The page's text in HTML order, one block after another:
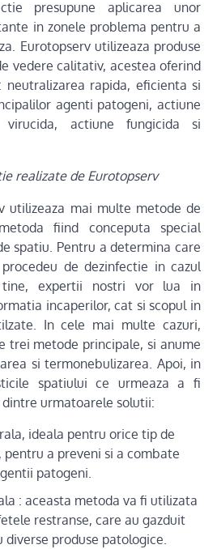
presupune aplicarea unor
in zonele problema pentru a
Eurotopserv utilizeaza produse
vedere calitativ, acestea oferind
rapida, eficienta si
agenti patogeni, actiune
virucida, actiune fungicida si
realizate de Eurotopserv
utilizeaza mai multe metode de
fiind conceputa special
spatiu. Pentru a determina care
de dezinfectie in cazul
tine, expertii nostri vor lua in
incaperilor, cat si scopul in
In cele mai multe cazuri,
trei metode principale, si anume
si termonebulizarea. Apoi, in
spatiului ce urmeaza a fi
urmatoarele solutii:
ideala pentru orice tip de
a preveni si a combate
patogeni.
: aceasta metoda va fi utilizata
restranse, care au gazduit
diverse produse patologice.